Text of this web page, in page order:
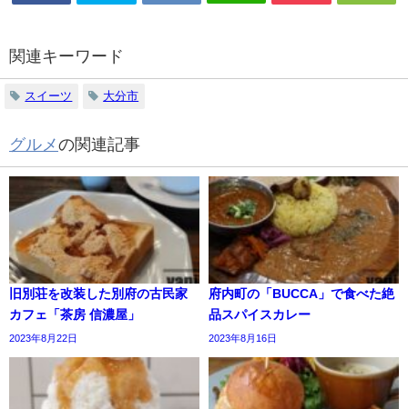
関連キーワード
スイーツ 大分市
グルメの関連記事
旧別荘を改装した別府の古民家
カフェ「茶房 信濃屋」
2023年8月22日
府内町の「BUCCA」で食べた絶
品スパイスカレー
2023年8月16日